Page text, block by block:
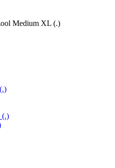
Medium XL (.)